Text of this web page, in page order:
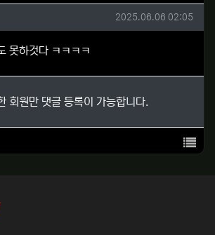
작성일
2025.06.06 02:05
못하것다 ㅋㅋㅋㅋ
회원만 댓글 등록이 가능합니다.
목록